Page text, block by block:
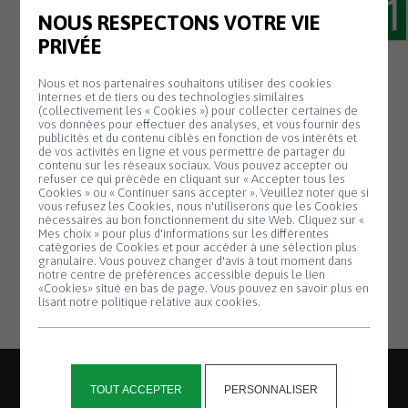
Panneau de gestion des cookies
NOUS RESPECTONS VOTRE VIE
PRIVÉE
Nous et nos partenaires souhaitons utiliser des cookies
internes et de tiers ou des technologies similaires
(collectivement les « Cookies ») pour collecter certaines de
vos données pour effectuer des analyses, et vous fournir des
publicités et du contenu ciblés en fonction de vos intérêts et
de vos activités en ligne et vous permettre de partager du
contenu sur les réseaux sociaux. Vous pouvez accepter ou
refuser ce qui précède en cliquant sur « Accepter tous les
Cookies » ou « Continuer sans accepter ». Veuillez noter que si
vous refusez les Cookies, nous n'utiliserons que les Cookies
nécessaires au bon fonctionnement du site Web. Cliquez sur «
Mes choix » pour plus d'informations sur les différentes
catégories de Cookies et pour accéder à une sélection plus
granulaire. Vous pouvez changer d'avis à tout moment dans
notre centre de préférences accessible depuis le lien
«Cookies» situé en bas de page. Vous pouvez en savoir plus en
lisant notre politique relative aux cookies.
TOUT ACCEPTER PERSONNALISER
22 Sep
1968
Retrouvailles le samedi 14 octobre : apéro
au Bar du Loup à 18h30 ; repas « soirées
années 80 » à Tal ar Milin à Penzé.
Prix de la soirée : 55 € par personne.
Inscription et paiement pour le 27
septembre auprès d’Alain Quéméner, 19
avenue de Bel Air – 02 98 79 61 36.